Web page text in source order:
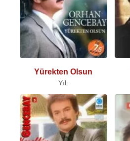
Yürekten Olsun
Yıl: